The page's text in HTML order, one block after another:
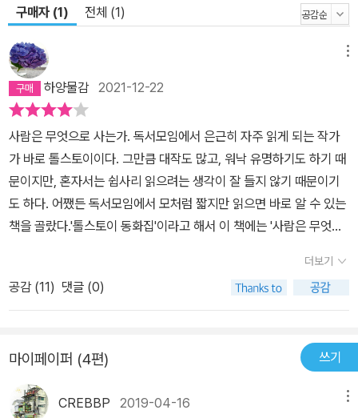
구매자 (1) 전체 (1)
하양물감2021-12-22
사람은 무엇으로 사는가. 독서모임에서 은근히 자주 읽게 되는 작가
가 바로 톨스토이이다. 그만큼 대작도 많고, 워낙 유명하기도 하기 때
문이지만, 혼자서는 쉽사리 읽으려는 생각이 잘 들지 않기 때문이기
도 하다. 어쨌든 독서모임에서 모처럼 짧지만 읽으면 바로 알 수 있는
책을 골랐다.​'톨스토이 동화집'이라고 해서 이 책에는 '사람은 무엇으
물을 가지고 있으면서 자기의 형제가 궁핍한 것을 보고도 마음의 문
을 닫고 그를 동정하지 않는다면 어떻게 그에게 하느님을 사랑하는
마음이 있다고 하겠습니까? 사랑하는 마음이 있다고 하겠습니까? 사
진실하게 사랑합시다. (요한의 첫째 편지 3:17~18)'​구둣방 주인이
농부들에게 받을 돈을 받아서 몇년동안 사려고 벼뤄왔던 모피코트를
사려고 했지만, 겨우 20코페이아밖에 돌려받지 못한 채 집으로 돌아
더보기
공감 (11) 댓글 (0)
마이페이퍼 (4편) 쓰기
CREBBP 2019-04-16